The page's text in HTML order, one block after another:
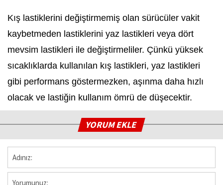
Kış lastiklerini değiştirmemiş olan sürücüler vakit
kaybetmeden lastiklerini yaz lastikleri veya dört
mevsim lastikleri ile değiştirmeliler. Çünkü yüksek
sıcaklıklarda kullanılan kış lastikleri, yaz lastikleri
gibi performans göstermezken, aşınma daha hızlı
olacak ve lastiğin kullanım ömrü de düşecektir.
YORUM EKLE